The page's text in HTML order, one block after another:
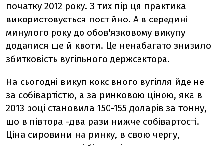
початку 2012 року. З тих пір ця практика
використовується постійно. А в середині
минулого року до обов'язковому викупу
додалися ще й квоти. Це ненабагато знизило
збитковість вугільного держсектора.
На сьогодні викуп коксівного вугілля йде не
за собівартістю, а за ринковою ціною, яка в
2013 році становила 150-155 доларів за тонну,
що в півтора -два рази нижче собівартості.
Ціна сировини на ринку, в свою чергу,